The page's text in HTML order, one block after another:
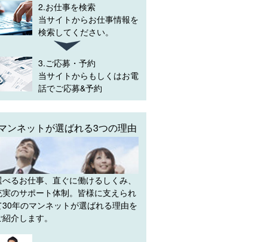
2.お仕事を検索
当サイトからお仕事情報を
検索してください。
3.ご応募・予約
当サイトからもしくはお電
話でご応募&予約
ンネットが選ばれる3つの理由
べるお仕事、直ぐに働けるしくみ、
実のサポート体制。皆様に支えられ
30年のマンネットが選ばれる理由を
紹介します。